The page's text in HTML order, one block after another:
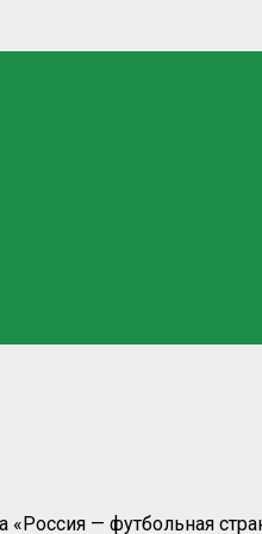
— футбольная